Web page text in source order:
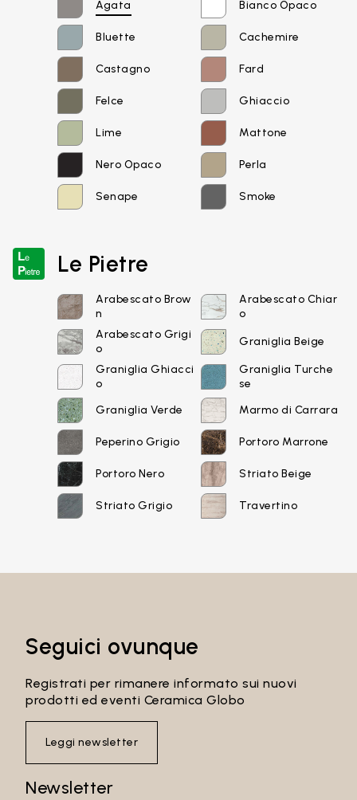
Email*
Password
Accedi
Recupera password
Agata Bianco Opaco
Bluette Cachemire
Castagno Fard
Felce Ghiaccio
Lime Mattone
Nero Opaco Perla
Senape Smoke
Le Pietre
Arabescato Brow
n
Arabescato Chiar
o
Arabescato Grigi
o
Graniglia Beige
Graniglia Ghiacci
o
Graniglia Turche
se
Graniglia Verde
Marmo di Carrara
Peperino Grigio Portoro Marrone
Portoro Nero Striato Beige
Striato Grigio Travertino
Seguici ovunque
Registrati per rimanere informato sui nuovi
prodotti ed eventi Ceramica Globo
Leggi newsletter
Newsletter